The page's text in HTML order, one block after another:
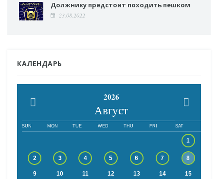
Должнику предстоит походить пешком
23.08.2022
КАЛЕНДАРЬ
2026
Август
SUN MON TUE WED THU FRI SAT
1
2 3 4 5 6 7 8
9 10 11 12 13 14 15